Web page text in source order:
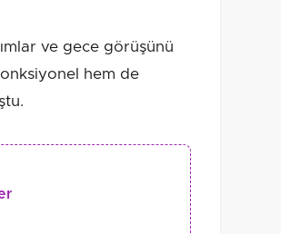
ve gece görüşünü
hem de